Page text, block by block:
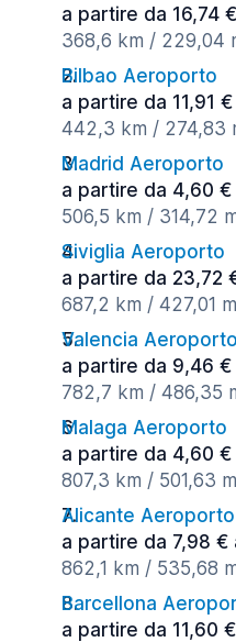
a partire da 16,74
368,6 km / 229,04
Bilbao Aeroporto
a partire da 11,91
442,3 km / 274,83
Madrid Aeroporto
a partire da 4,60 €
506,5 km / 314,72
Siviglia Aeroporto
a partire da 23,72
687,2 km / 427,01
Valencia Aeroporto
a partire da 9,46 €
782,7 km / 486,35
Malaga Aeroporto
a partire da 4,60 €
807,3 km / 501,63
Alicante Aeroporto
a partire da 7,98 €
862,1 km / 535,68
Barcellona
a partire da 11,60